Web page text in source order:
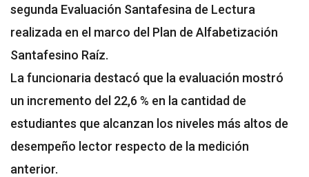
segunda Evaluación Santafesina de Lectura
realizada en el marco del Plan de Alfabetización
Santafesino Raíz.
La funcionaria destacó que la evaluación mostró
un incremento del 22,6 % en la cantidad de
estudiantes que alcanzan los niveles más altos de
desempeño lector respecto de la medición
anterior.